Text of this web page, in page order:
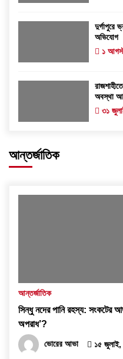
দুর্গাপুরে
অভিযোগ
১
অবস্থা
৩১
আন্তর্জাতিক
আন্তর্জাতিক
সিন্ধু নদের পানি রহস্য: সংকটের
অপরাধ’?
ভোরের আভা ১৫